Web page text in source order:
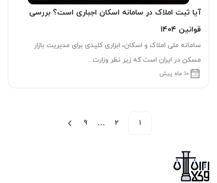
آیا ثبت املاک در سامانه اسکان اجباری است؟ بررسی
قوانین ۱۴۰۴
سامانه ملی املاک و اسکان، ابزاری کلیدی برای مدیریت بازار
مسکن در ایران است که زیر نظر وزارت...
10 ماه پیش
1
2
…
9